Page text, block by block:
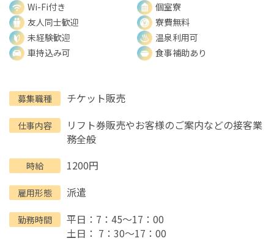
Wi-Fi付き
個室寮
友人同士歓迎
寮費無料
未経験歓迎
温泉利用可
車持込み可
食事補助あり
募集職種 チケット販売
仕事内容
リフト券販売やお客様のご案内などの接客業
務全般
時給 1200円
雇用形態 派遣
勤務時間
平日：7：45～17：00
土日： 7：30～17：00